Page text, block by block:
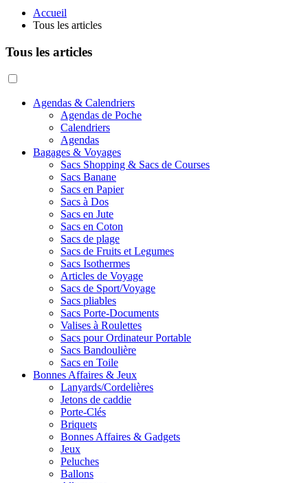
Accueil
Tous les articles
Tous les articles
Agendas & Calendriers
Agendas de Poche
Calendriers
Agendas
Bagages & Voyages
Sacs Shopping & Sacs de Courses
Sacs Banane
Sacs en Papier
Sacs à Dos
Sacs en Jute
Sacs en Coton
Sacs de plage
Sacs de Fruits et Legumes
Sacs Isothermes
Articles de Voyage
Sacs de Sport/Voyage
Sacs pliables
Sacs Porte-Documents
Valises à Roulettes
Sacs pour Ordinateur Portable
Sacs Bandoulière
Sacs en Toile
Bonnes Affaires & Jeux
Lanyards/Cordelières
Jetons de caddie
Porte-Clés
Briquets
Bonnes Affaires & Gadgets
Jeux
Peluches
Ballons